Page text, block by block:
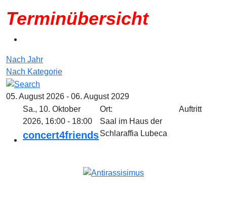
Terminübersicht
Nach Jahr
Nach Kategorie
05. August 2026 - 06. August 2029
Sa., 10. Oktober
2026, 16:00 - 18:00
concert4friends
Ort:
Saal im Haus der
Schlaraffia Lubeca
Auftritt